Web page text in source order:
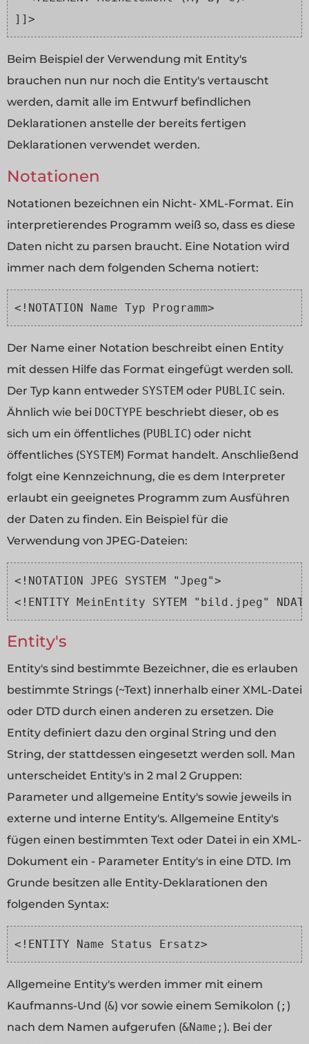
]]>
Beim Beispiel der Verwendung mit Entity's
brauchen nun nur noch die Entity's vertauscht
werden, damit alle im Entwurf befindlichen
Deklarationen anstelle der bereits fertigen
Deklarationen verwendet werden.
Notationen
Notationen bezeichnen ein Nicht- XML-Format. Ein
interpretierendes Programm weiß so, dass es diese
Daten nicht zu parsen braucht. Eine Notation wird
immer nach dem folgenden Schema notiert:
<!NOTATION Name Typ Programm>
Der Name einer Notation beschreibt einen Entity
mit dessen Hilfe das Format eingefügt werden soll.
Der Typ kann entweder SYSTEM oder PUBLIC sein.
Ähnlich wie bei DOCTYPE beschriebt dieser, ob es
sich um ein öffentliches (PUBLIC) oder nicht
öffentliches (SYSTEM) Format handelt. Anschließend
folgt eine Kennzeichnung, die es dem Interpreter
erlaubt ein geeignetes Programm zum Ausführen
der Daten zu finden. Ein Beispiel für die
Verwendung von JPEG-Dateien:
<!NOTATION JPEG SYSTEM "Jpeg">
<!ENTITY MeinEntity SYTEM "bild.jpeg" NDATA
Entity's
Entity's sind bestimmte Bezeichner, die es erlauben
bestimmte Strings (~Text) innerhalb einer XML-Datei
oder DTD durch einen anderen zu ersetzen. Die
Entity definiert dazu den orginal String und den
String, der stattdessen eingesetzt werden soll. Man
unterscheidet Entity's in 2 mal 2 Gruppen:
Parameter und allgemeine Entity's sowie jeweils in
externe und interne Entity's. Allgemeine Entity's
fügen einen bestimmten Text oder Datei in ein XML-
Dokument ein - Parameter Entity's in eine DTD. Im
Grunde besitzen alle Entity-Deklarationen den
folgenden Syntax:
<!ENTITY Name Status Ersatz>
Allgemeine Entity's werden immer mit einem
Kaufmanns-Und (&) vor sowie einem Semikolon (; )
nach dem Namen aufgerufen (&Name; ). Bei der